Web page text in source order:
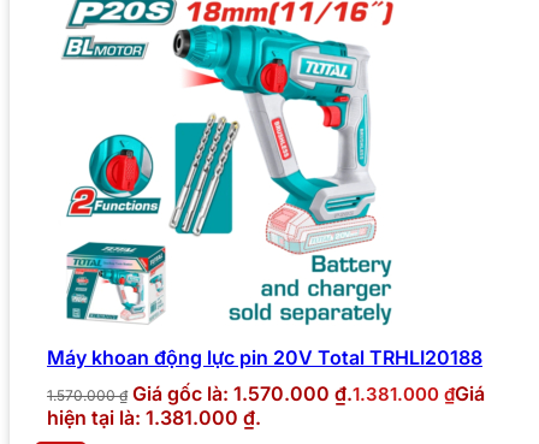
Máy khoan động lực pin 20V Total TRHLI20188
1.570.000₫ Giá gốc là: 1.570.000 ₫.1.381.000 ₫Giá
hiện tại là: 1.381.000 ₫.